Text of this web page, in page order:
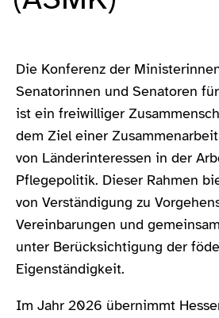
Die Konferenz der
Senatorinnen und Senatoren
ist ein freiwilliger
dem Ziel einer
von Länderinteressen in der
Pflegepolitik. Dieser Rahmen
von Verständigung zu
Vereinbarungen und
unter Berücksichtigung der
Eigenständigkeit.
Im Jahr 2026 übernimmt